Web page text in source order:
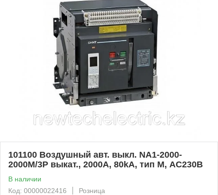
101100 Воздушный авт. выкл. NA1-2000-
2000М/3P выкат., 2000A, 80kA, тип М, AC230В
В наличии
Код: 00000022416
Розница